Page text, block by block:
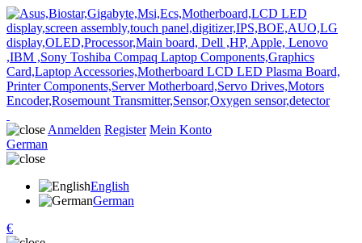
Anmelden Register Mein Konto
German
English
German
€